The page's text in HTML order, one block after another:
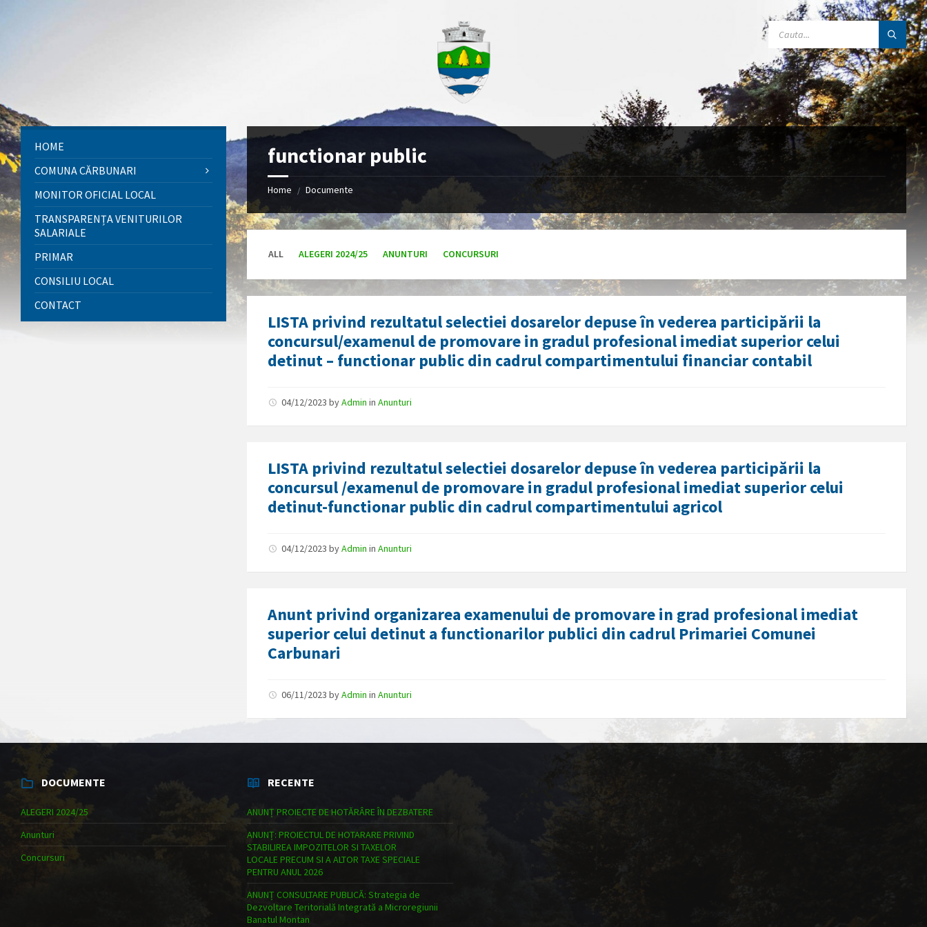
SEARCH:
functionar public
Home / Documente
ALL ALEGERI 2024/25 ANUNTURI CONCURSURI
LISTA privind rezultatul selectiei dosarelor depuse în vederea participării la
concursul/examenul de promovare in gradul profesional imediat superior celui
detinut – functionar public din cadrul compartimentului financiar contabil
04/12/2023byAdmin inAnunturi
LISTA privind rezultatul selectiei dosarelor depuse în vederea participării la
concursul /examenul de promovare in gradul profesional imediat superior celui
detinut-functionar public din cadrul compartimentului agricol
04/12/2023byAdmin inAnunturi
Anunt privind organizarea examenului de promovare in grad profesional imediat
superior celui detinut a functionarilor publici din cadrul Primariei Comunei
Carbunari
06/11/2023byAdmin inAnunturi
HOME
COMUNA CĂRBUNARI
MONITOR OFICIAL LOCAL
TRANSPARENȚA VENITURILOR
SALARIALE
PRIMAR
CONSILIU LOCAL
CONTACT
DOCUMENTE
ALEGERI 2024/25
Anunturi
Concursuri
RECENTE
ANUNȚ PROIECTE DE HOTĂRÂRE ÎN DEZBATERE
ANUNȚ: PROIECTUL DE HOTARARE PRIVIND
STABILIREA IMPOZITELOR SI TAXELOR
LOCALE PRECUM SI A ALTOR TAXE SPECIALE
PENTRU ANUL 2026
ANUNȚ CONSULTARE PUBLICĂ: Strategia de
Dezvoltare Teritorială Integrată a Microregiunii
Banatul Montan